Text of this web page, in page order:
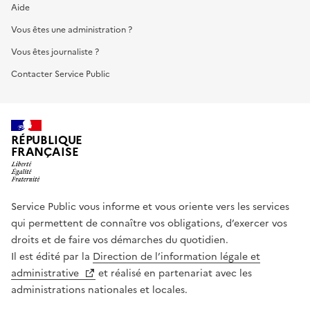
Aide
Vous êtes une administration ?
Vous êtes journaliste ?
Contacter Service Public
RÉPUBLIQUE
FRANÇAISE
Service Public vous informe et vous oriente vers les services
qui permettent de connaître vos obligations, d’exercer vos
droits et de faire vos démarches du quotidien.
Il est édité par la Direction de l’information légale et
administrative
et réalisé en partenariat avec les
administrations nationales et locales.